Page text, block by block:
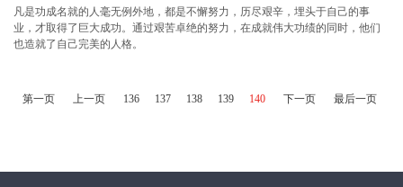
凡是功成名就的人毫无例外地，都是不懈努力，历尽艰辛，埋头于自己的事
业，才取得了巨大成功。通过艰苦卓绝的努力，在成就伟大功绩的同时，他们
也造就了自己完美的人格。
第一页 上一页 136 137 138 139 140 下一页 最后一页